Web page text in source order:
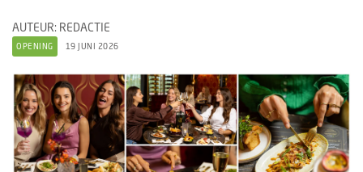
Nieuwe lunchrooms
Columns
Groots ondernemen
AUTEUR: REDACTIE
OPENING 19 JUNI 2026